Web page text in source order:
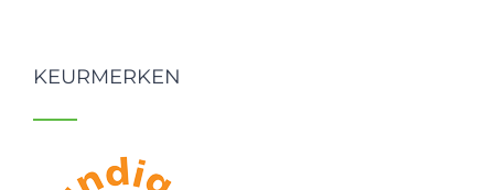
KEURMERKEN